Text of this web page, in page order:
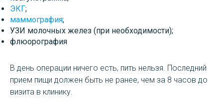
ЭКГ;
маммография;
УЗИ молочных желез (при необходимости);
флюорография
В день операции ничего есть, пить нельзя. Последний
прием пищи должен быть не ранее, чем за 8 часов до
визита в клинику.